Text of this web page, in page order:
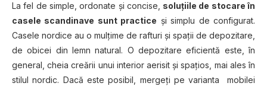
La fel de simple, ordonate şi concise, soluţiile de stocare în
casele scandinave sunt practice şi simplu de configurat.
Casele nordice au o mulţime de rafturi şi spaţii de depozitare,
de obicei din lemn natural. O depozitare eficientă este, în
general, cheia creării unui interior aerisit și spațios, mai ales în
stilul nordic. Dacă este posibil, mergeţi pe varianta mobilei